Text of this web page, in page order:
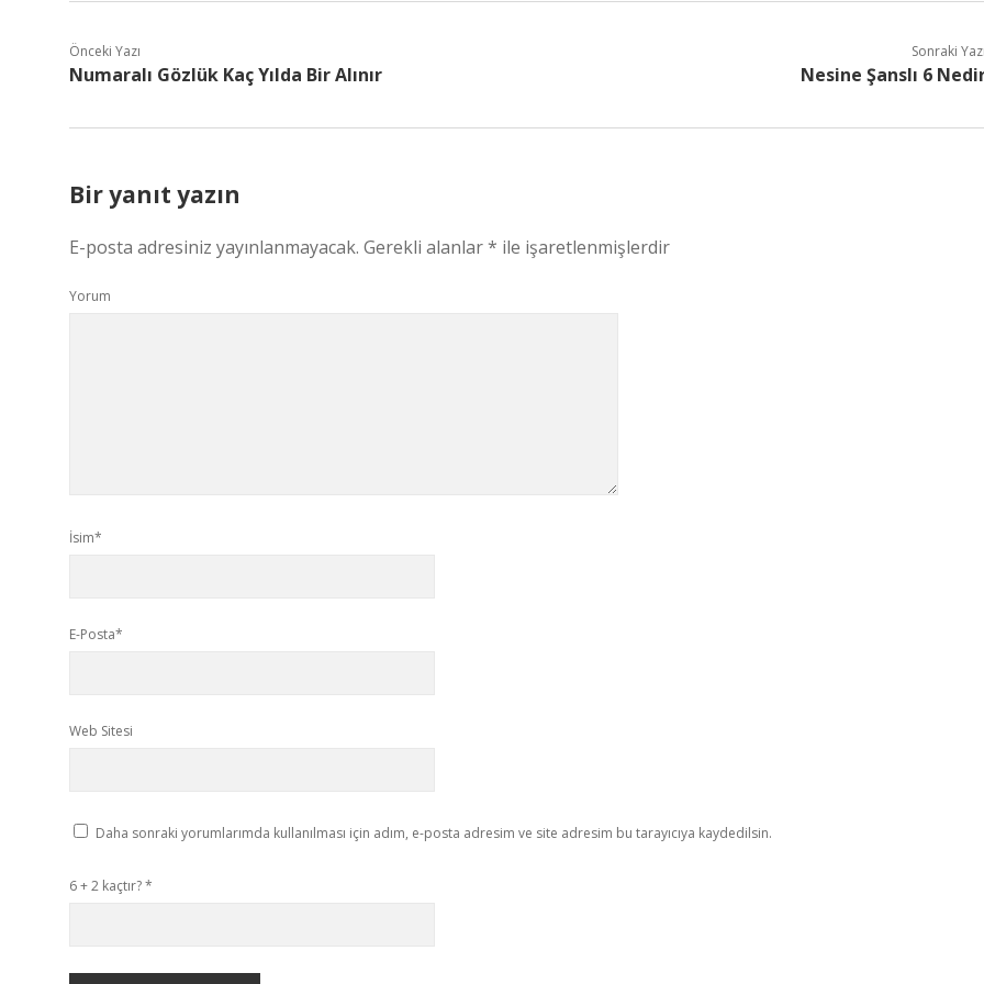
Önceki Yazı
Numaralı Gözlük Kaç Yılda Bir Alınır
Sonraki Yazı
Nesine Şanslı 6
Bir yanıt yazın
E-posta adresiniz yayınlanmayacak. Gerekli alanlar* ile işaretlenmişlerdir
Yorum
İsim*
E-Posta*
Web Sitesi
Daha sonraki yorumlarımda kullanılması için adım, e-posta adresim ve site adresim bu tarayıcıya kaydedilsin.
6 + 2 kaçtır?*